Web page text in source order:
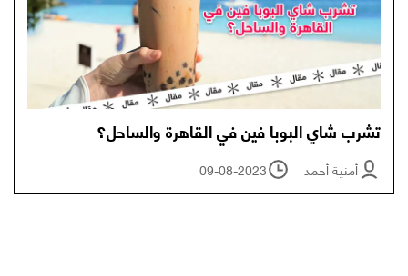
تشرب شاي البوبا فين في القاهرة والساحل؟
أمنية أحمد 09-08-2023